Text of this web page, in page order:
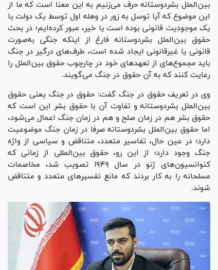
بین‌الملل بشردوستانه حرف می‌زنیم به این معنا است که ما از
این موضوع که آیا توسل به زور در وهله اول توسط یک دولت یا
یک موجودیت قانونی بوده است یا خیر، عبور کرده‌ایم؛ در بحث
حقوق بین‌الملل بشردوستانه فارغ از اینکه جنگی به‌صورت
قانونی یا غیرقانونی ایجاد شده است، طرف‌های درگیر در جنگ
باید مجموع‌های از تعهد‌های خود در چارچوب حقوق بین‌الملل را
رعایت کنند که به آن حقوق در جنگ می‌گویند.
وی در تعریف حقوق در جنگ گفت: حقوق در جنگ یعنی حقوق
بین‌الملل بشردوستانه و تفاوت آن با حقوق بشر این است که
حقوق بشر هم در زمان صلح و هم در زمان جنگ اعمال می‌شود،
اما حقوق بین‌الملل بشردوستانه صرفا در زمان جنگ موضوعیت
دارد؛ در عین حال، تفاسیر متعدد، متناقض و سیاسی از واژه
جنگ وجود دارد؛ از این رو، حقوق بین‌المللی از زمانی که
کنوانسیون‌های ژنو در سال ۱۹۴۹ تصویب شد، مخاصمات
مسلحانه را به کار بردند که مانع تفسیر‌های متعدد و متناقض
شوند.